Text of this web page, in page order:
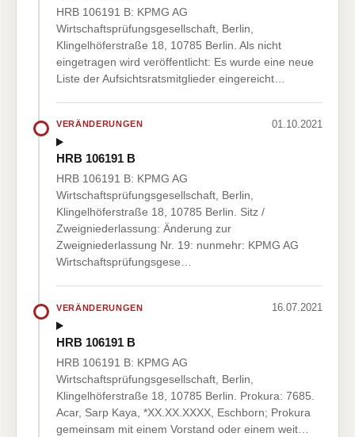
HRB 106191 B: KPMG AG
Wirtschaftsprüfungsgesellschaft, Berlin,
Klingelhöferstraße 18, 10785 Berlin. Als nicht
eingetragen wird veröffentlicht: Es wurde eine neue
Liste der Aufsichtsratsmitglieder eingereicht…
VERÄNDERUNGEN 01.10.2021
HRB 106191 B
HRB 106191 B: KPMG AG
Wirtschaftsprüfungsgesellschaft, Berlin,
Klingelhöferstraße 18, 10785 Berlin. Sitz /
Zweigniederlassung: Änderung zur
Zweigniederlassung Nr. 19: nunmehr: KPMG AG
Wirtschaftsprüfungsgese…
VERÄNDERUNGEN 16.07.2021
HRB 106191 B
HRB 106191 B: KPMG AG
Wirtschaftsprüfungsgesellschaft, Berlin,
Klingelhöferstraße 18, 10785 Berlin. Prokura: 7685.
Acar, Sarp Kaya, *XX.XX.XXXX, Eschborn; Prokura
gemeinsam mit einem Vorstand oder einem weit…